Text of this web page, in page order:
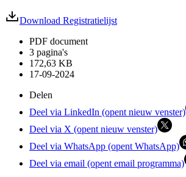
Download Registratielijst
PDF document
3 pagina's
172,63 KB
17-09-2024
Delen
Deel via LinkedIn (opent nieuw venster)
Deel via X (opent nieuw venster)
Deel via WhatsApp (opent WhatsApp)
Deel via email (opent email programma)